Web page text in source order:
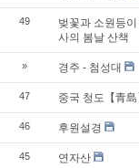
49
벚꽃과 소원등
사의 봄날 산책
» 경주 - 첨성대
47 중국 청도【青島
46 후원설경
45 연자산